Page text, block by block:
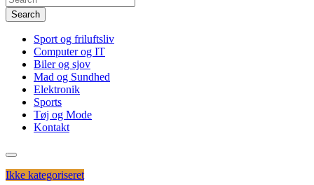
Search
Sport og friluftsliv
Computer og IT
Biler og sjov
Mad og Sundhed
Elektronik
Sports
Tøj og Mode
Kontakt
Ikke kategoriseret